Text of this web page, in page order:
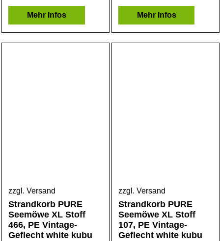
Mehr Infos Mehr Infos
zzgl. Versand
Strandkorb PURE
Seemöwe XL Stoff
466, PE Vintage-
Geflecht white kubu
zzgl. Versand
Strandkorb PURE
Seemöwe XL Stoff
107, PE Vintage-
Geflecht white kubu